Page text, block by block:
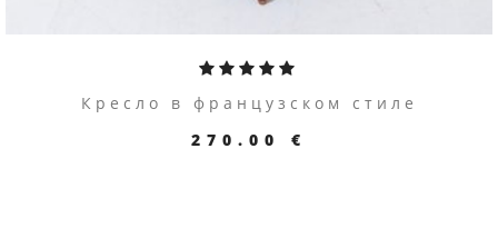
Кресло в французском стиле
270.00 €